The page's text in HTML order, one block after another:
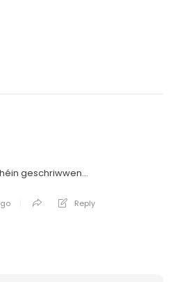
geschriwwen…
Reply